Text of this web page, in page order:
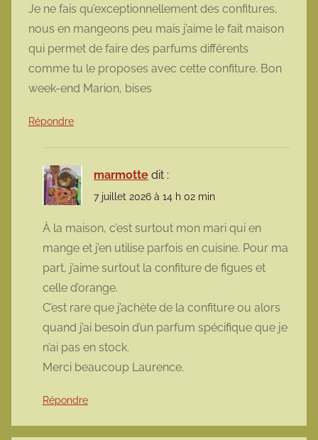
Je ne fais qu’exceptionnellement des confitures,
nous en mangeons peu mais j’aime le fait maison
qui permet de faire des parfums différents
comme tu le proposes avec cette confiture. Bon
week-end Marion, bises
Répondre
marmotte dit :
7 juillet 2026 à 14 h 02 min
À la maison, c’est surtout mon mari qui en
mange et j’en utilise parfois en cuisine. Pour ma
part, j’aime surtout la confiture de figues et
celle d’orange.
C’est rare que j’achète de la confiture ou alors
quand j’ai besoin d’un parfum spécifique que je
n’ai pas en stock.
Merci beaucoup Laurence.
Répondre